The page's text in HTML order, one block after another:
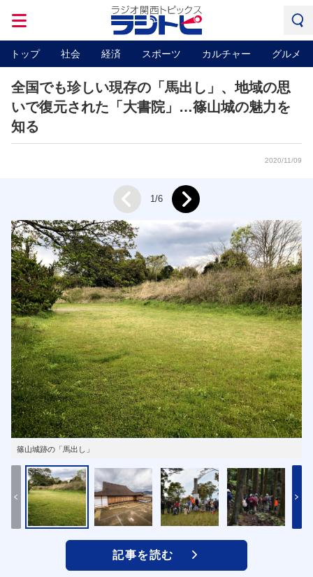
トップ 社会 経済 スポーツ カルチャー グルメ
全国でも珍しい現存の「馬出し」、地域の思
いで復元された「大書院」…篠山城の魅力を
知る
2020/11/09
篠山城跡の「馬出し」
Prev 1/6 Next
記事を読む